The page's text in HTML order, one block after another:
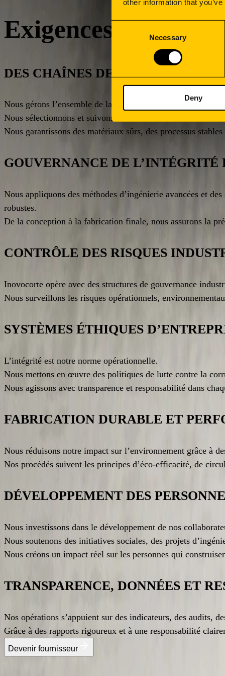
other information that
Consent
Selection
Necessary
Deny
Exigences et
DES CHAÎNES DE VALEUR
Nous gérons l’ensemble de la chaîne de valeur avec une
Nous sélectionnons et suivons nos fournisseurs sur la base
Nous garantissons des matériaux sûrs, des processus
GOUVERNANCE DE L’INTÉGRITÉ
Nous appliquons des méthodes d’ingénierie avancées et
robustes.
De la conception à la fabrication finale, nous assurons la
CONTRÔLE DES RISQUES
Inovocorte opère avec des structures de gouvernance
Nous surveillons les risques opérationnels,
SYSTÈMES ÉTHIQUES
L’intégrité est notre norme opérationnelle.
Nous mettons en œuvre des politiques de lutte contre la
Nous agissons avec transparence et responsabilité dans
FABRICATION DURABLE ET
Nous réduisons notre impact sur l’environnement grâce à
Nos procédés suivent les principes d’éco‑efficacité, de
DÉVELOPPEMENT DES
Nous investissons dans le développement de nos
Nous soutenons des initiatives sociales, des projets
Nous créons un impact réel sur les personnes qui
TRANSPARENCE, DONNÉES ET
Nos opérations s’appuient sur des indicateurs, des audits,
Grâce à des rapports rigoureux et à une responsabilité
Devenir fournisseur